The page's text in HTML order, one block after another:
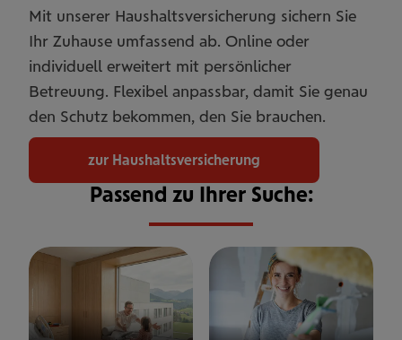
Mit unserer Haushaltsversicherung sichern Sie
Ihr Zuhause umfassend ab. Online oder
individuell erweitert mit persönlicher
Betreuung. Flexibel anpassbar, damit Sie genau
den Schutz bekommen, den Sie brauchen.
zur Haushaltsversicherung
Passend zu Ihrer Suche: